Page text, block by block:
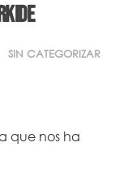
SIN CATEGORIZAR
que nos ha